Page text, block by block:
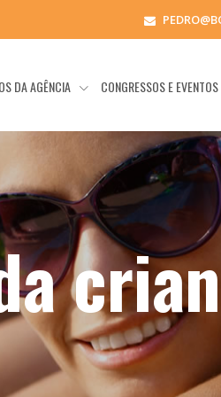
DA AGÊNCIA CONGRESSOS E EVENTOS